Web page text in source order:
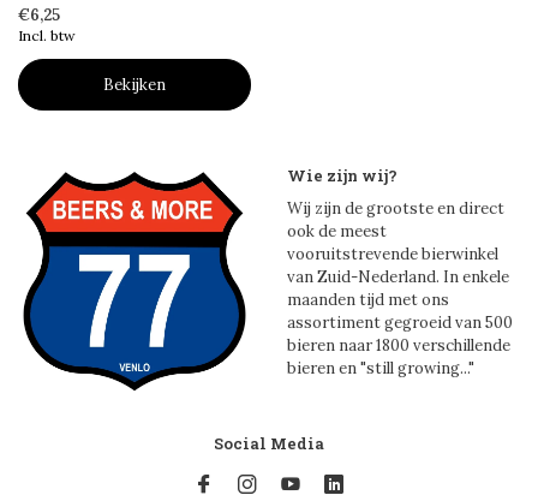
€6,25
Incl. btw
Bekijken
Wie zijn wij?
Wij zijn de grootste en direct
ook de meest
vooruitstrevende bierwinkel
van Zuid-Nederland. In enkele
maanden tijd met ons
assortiment gegroeid van 500
bieren naar 1800 verschillende
bieren en "still growing..."
Social Media